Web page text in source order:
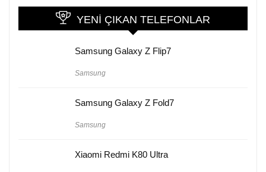
YENI ÇIKAN TELEFONLAR
Samsung Galaxy Z Flip7
Samsung
Samsung Galaxy Z Fold7
Samsung
Xiaomi Redmi K80 Ultra